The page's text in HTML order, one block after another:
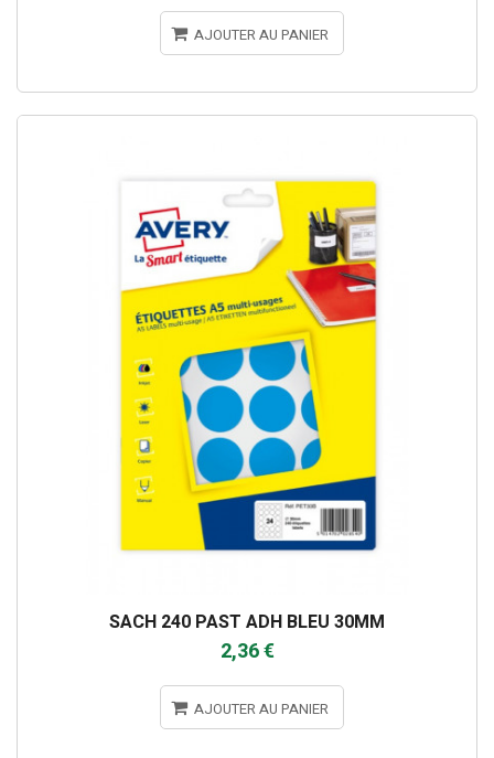
AJOUTER AU PANIER
SACH 240 PAST ADH BLEU 30MM
2,36 €
AJOUTER AU PANIER